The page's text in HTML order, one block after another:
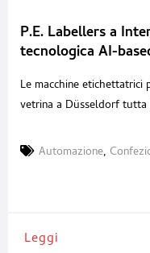
P.E. Labellers a
tecnologica AI-
Le macchine
vetrina a Düsseldorf tutta
gestire e manutenere.
Automazione,
Leggi